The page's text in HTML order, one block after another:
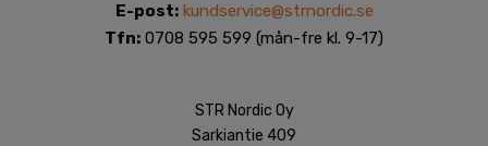
E-post: kundservice@strnordic.se
Tfn: 0708 595 599 (mån-fre kl. 9-17)
STR Nordic Oy
Sarkiantie 409